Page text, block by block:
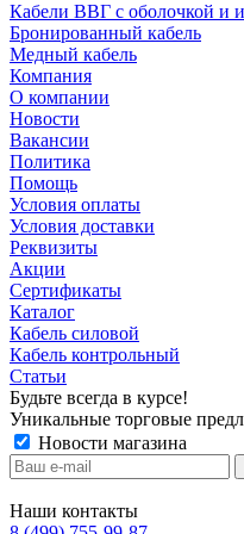
Кабели ВВГ с оболочкой и
Бронированный кабель
Медный кабель
Компания
О компании
Новости
Вакансии
Политика
Помощь
Условия оплаты
Условия доставки
Реквизиты
Акции
Сертификаты
Каталог
Кабель силовой
Кабель контрольный
Статьи
Будьте всегда в курсе!
Уникальные торговые
Новости магазина
Наши контакты